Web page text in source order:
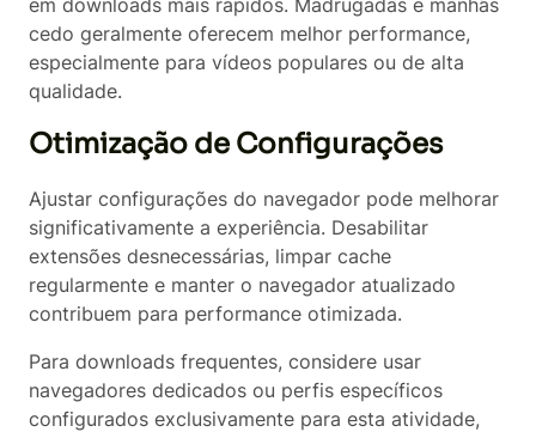
cedo geralmente oferecem melhor performance,
especialmente para vídeos populares ou de alta
qualidade.
Otimização de Configurações
Ajustar configurações do navegador pode melhorar
significativamente a experiência. Desabilitar
extensões desnecessárias, limpar cache
regularmente e manter o navegador atualizado
contribuem para performance otimizada.
Para downloads frequentes, considere usar
navegadores dedicados ou perfis específicos
configurados exclusivamente para esta atividade,